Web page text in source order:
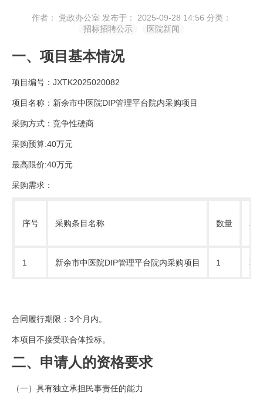
作者： 党政办公室 发布于： 2025-09-28 14:56 分类：
招标招聘公示
医院新闻
一、项目基本情况
项目编号：JXTK2025020082
项目名称：新余市中医院DIP管理平台院内采购项目
采购方式：竞争性磋商
采购预算:40万元
最高限价:40万元
采购需求：
序号 采购条目名称 数量 单
1 新余市中医院DIP管理平台院内采购项目 1 项
合同履行期限：3个月内。
本项目不接受联合体投标。
二、申请人的资格要求
（一）具有独立承担民事责任的能力